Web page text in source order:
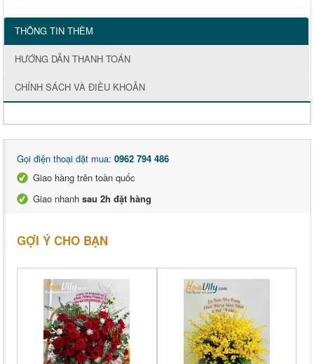
THÔNG TIN THÊM
HƯỚNG DẪN THANH TOÁN
CHÍNH SÁCH VÀ ĐIỀU KHOẢN
Gọi điện thoại đặt mua: 0962 794 486
Giao hàng trên toàn quốc
Giao nhanh sau 2h đặt hàng
GỢI Ý CHO BẠN